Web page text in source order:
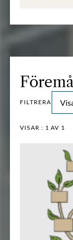
FILTRERA
VISAR : 1 AV 1